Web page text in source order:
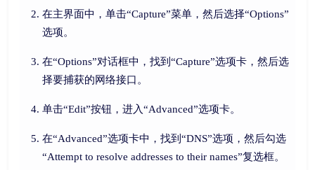
在主界面中，单击“Capture”菜单，然后选择“Options”
选项。
在“Options”对话框中，找到“Capture”选项卡，然后选
择要捕获的网络接口。
单击“Edit”按钮，进入“Advanced”选项卡。
在“Advanced”选项卡中，找到“DNS”选项，然后勾选
“Attempt to resolve addresses to their names”复选框。